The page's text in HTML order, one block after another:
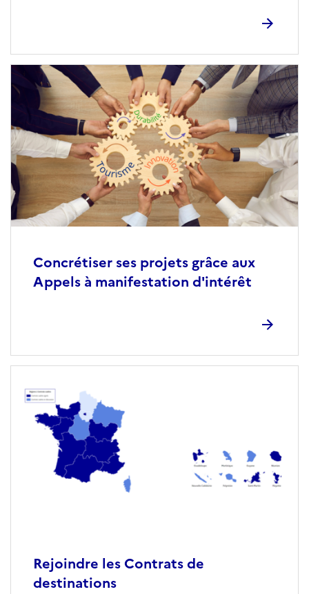
Concrétiser ses projets grâce aux
Appels à manifestation d'intérêt
Rejoindre les Contrats de
destinations